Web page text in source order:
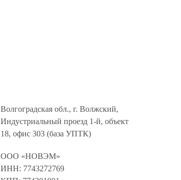
Волгоградская обл., г. Волжский,
Индустриальный проезд 1-й, объект
18, офис 303 (база УПТК)
ООО «НОВЭМ»
ИНН: 7743272769